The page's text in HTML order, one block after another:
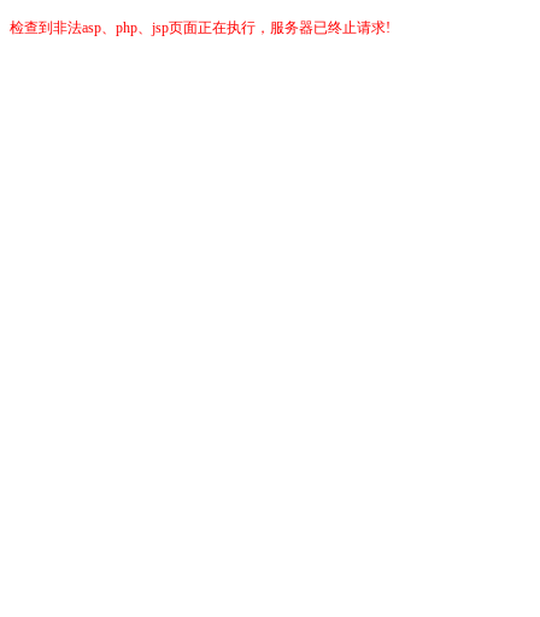
检查到非法asp、php、jsp页面正在执行，服务器已终止请求!